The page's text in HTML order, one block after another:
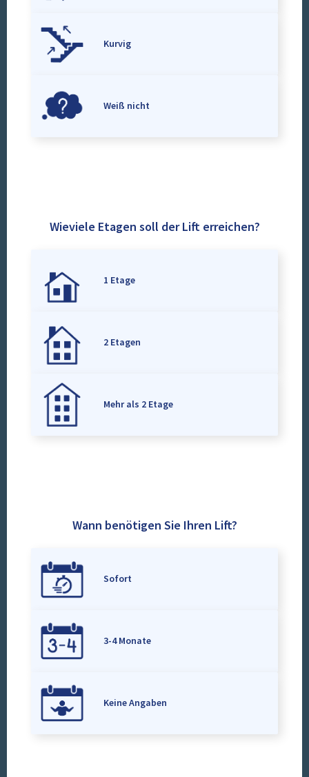
Kurvig
Weiß nicht
Wieviele Etagen soll der Lift erreichen?
1 Etage
2 Etagen
Mehr als 2 Etage
Wann benötigen Sie Ihren Lift?
Sofort
3-4 Monate
Keine Angaben